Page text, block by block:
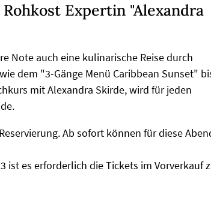
Expertin "Alexandra
Note auch eine kulinarische Reise durch
dem "3-Gänge Menü Caribbean Sunset"
mit Alexandra Skirde, wird für jeden
Ab sofort können für diese
ist es erforderlich die Tickets im Vorverkauf